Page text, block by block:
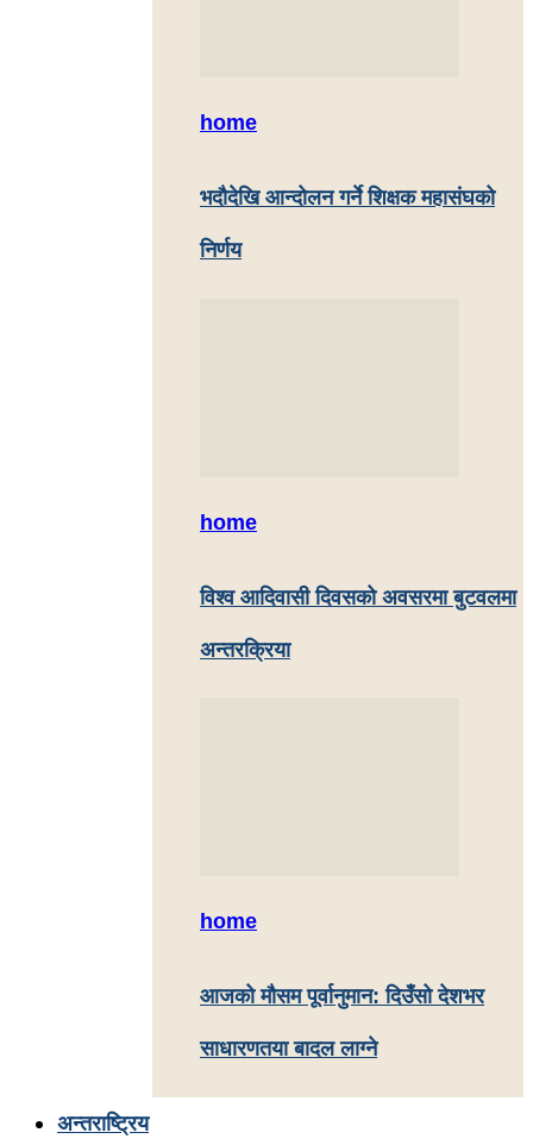
home
भदौदेखि आन्दोलन गर्ने शिक्षक महासंघको
निर्णय
home
विश्व आदिवासी दिवसको अवसरमा बुटवलमा
अन्तरक्रिया
home
आजको मौसम पूर्वानुमान: दिउँसो देशभर
साधारणतया बादल लाग्ने
अन्तराष्ट्रिय